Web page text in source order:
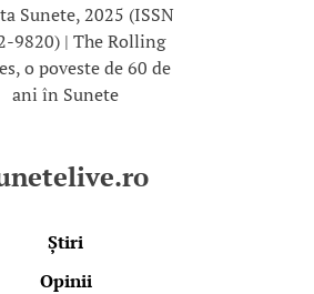
Sunete, 2025 (ISSN
9820) | The Rolling
o poveste de 60 de
ani în Sunete
Știri
Opinii